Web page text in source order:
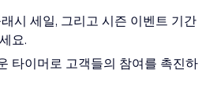
시 세일, 그리고 시즌 이벤트 기간
요.
타이머로 고객들의 참여를 촉진하